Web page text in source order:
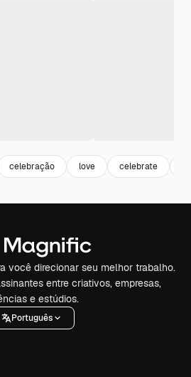
celebração love celebrate
você direcionar seu melhor trabalho.
entre criativos, empresas,
e estúdios.
Português